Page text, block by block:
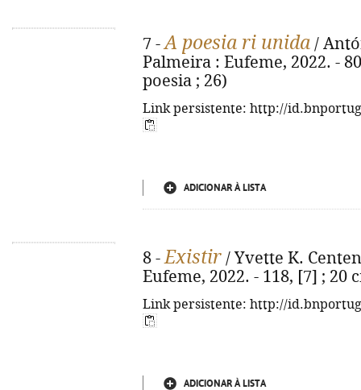
7 -A poesia ri unida /
Palmeira : Eufeme, 2022. -
poesia ; 26)
Link persistente: http://
ADICIONAR À LISTA
8 -Existir / Yvette K.
Eufeme, 2022. - 118, [7] ; 20
Link persistente: http://
ADICIONAR À LISTA